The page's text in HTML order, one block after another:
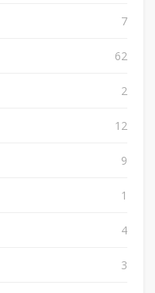
7
62
2
12
9
1
4
3